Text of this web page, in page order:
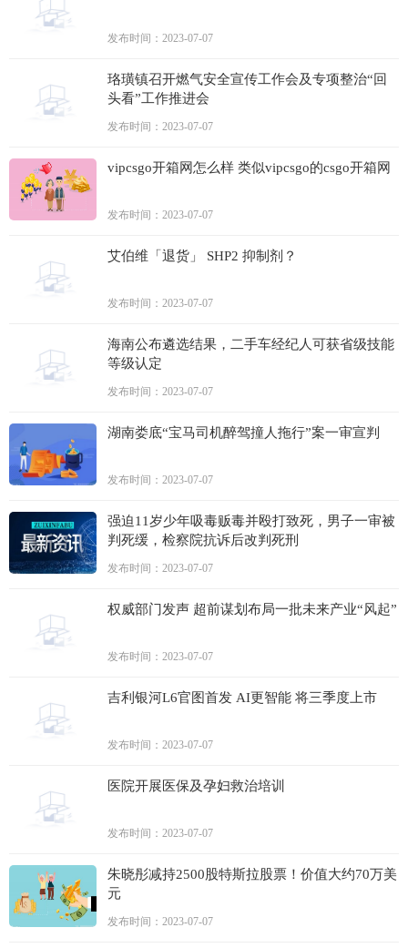
发布时间：2023-07-07
珞璜镇召开燃气安全宣传工作会及专项整治“回
头看”工作推进会
发布时间：2023-07-07
vipcsgo开箱网怎么样 类似vipcsgo的csgo开箱网
发布时间：2023-07-07
艾伯维「退货」 SHP2 抑制剂？
发布时间：2023-07-07
海南公布遴选结果，二手车经纪人可获省级技能
等级认定
发布时间：2023-07-07
湖南娄底“宝马司机醉驾撞人拖行”案一审宣判
发布时间：2023-07-07
强迫11岁少年吸毒贩毒并殴打致死，男子一审被
判死缓，检察院抗诉后改判死刑
发布时间：2023-07-07
权威部门发声 超前谋划布局一批未来产业“风起”
发布时间：2023-07-07
吉利银河L6官图首发 AI更智能 将三季度上市
发布时间：2023-07-07
医院开展医保及孕妇救治培训
发布时间：2023-07-07
朱晓彤减持2500股特斯拉股票！价值大约70万美
元
发布时间：2023-07-07